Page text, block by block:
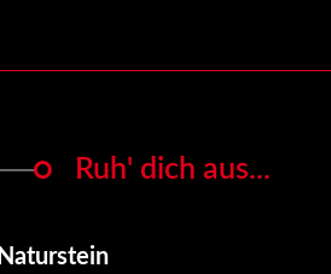
Ruh' dich aus...
Naturstein